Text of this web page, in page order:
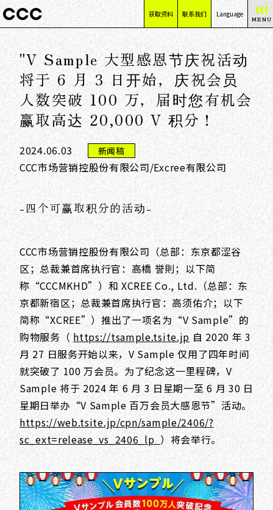
获取资料 联系我们 Language
日本語
English
简体中文
繁體中文
MENU
"V Sample 大型感恩节庆祝活动
将于 6 月 3 日开始，庆祝会员
人数突破 100 万，届时您有机会
赢取高达 20,000 V 积分！
2024.06.03 新闻稿
CCC市场营销控股份有限公司/Excree有限公司
-四个可赢取积分的活动-
CCC市场营销控股份有限公司（总部：东京都涩谷
区；总裁兼首席执行官：高橋 誉則；以下简
称“CCCMKHD”）和 XCREE Co., Ltd.（总部：东
京都新宿区；总裁兼首席执行官：高须佑介；以下
简称“XCREE”）推出了一项名为“V Sample”的
购物服务（ https://tsample.tsite.jp 自 2020 年 3
月 27 日服务开始以来，V Sample 仅用了四年时间
就突破了 100 万会员。为了纪念这一里程碑，V
Sample 将于 2024 年 6 月 3 日星期一至 6 月 30 日
星期日举办“V Sample 百万会员大感恩节”活动。
https://web.tsite.jp/cpn/sample/2406/?
sc_ext=release_vs_2406_lp ）将会举行。